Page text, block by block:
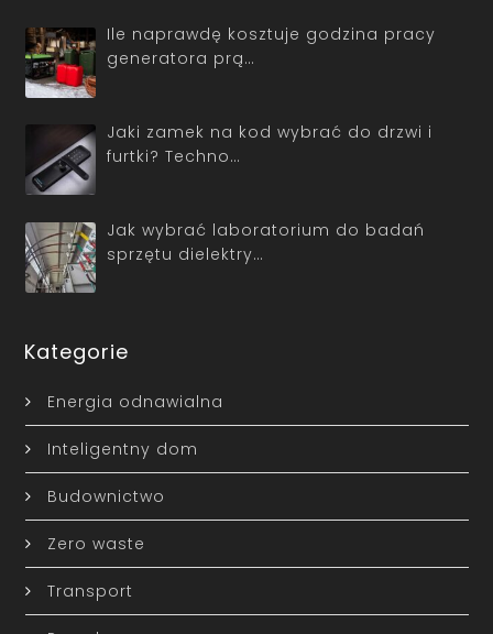
Ile naprawdę kosztuje godzina pracy
generatora prą…
Jaki zamek na kod wybrać do drzwi i
furtki? Techno…
Jak wybrać laboratorium do badań
sprzętu dielektry…
Kategorie
Energia odnawialna
Inteligentny dom
Budownictwo
Zero waste
Transport